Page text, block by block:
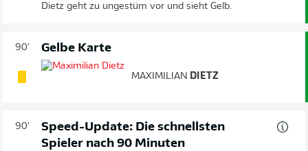
Dietz geht zu ungestüm vor und sieht Gelb.
90' Gelbe Karte
MAXIMILIAN DIETZ
90'
Speed-Update: Die schnellsten
Spieler nach 90 Minuten